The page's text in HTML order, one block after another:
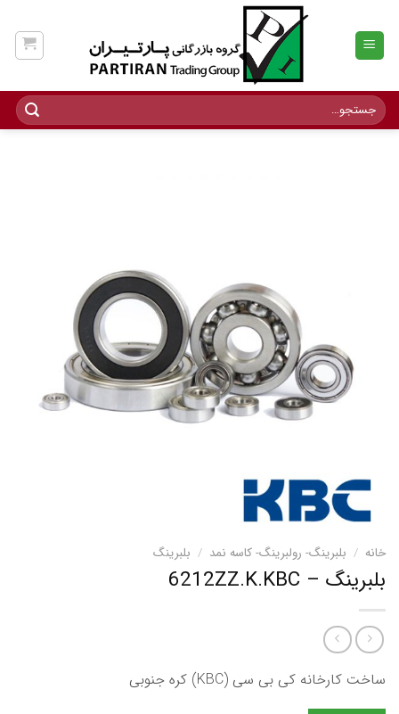
content
جستجو
برای:
خانه / بلبرینگ- رولبرینگ- کاسه نمد / بلبرینگ
بلبرینگ – 6212ZZ.K.KBC
ساخت کارخانه کی بی سی (KBC) کره جنوبی